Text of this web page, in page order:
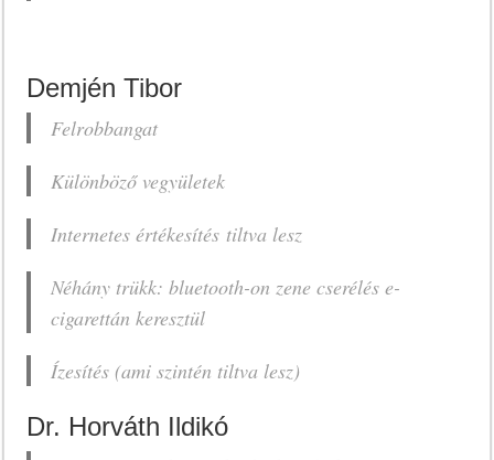
Demjén Tibor
Felrobbangat
Különböző vegyületek
Internetes értékesítés tiltva lesz
Néhány trükk: bluetooth-on zene cserélés e-
cigarettán keresztül
Ízesítés (ami szintén tiltva lesz)
Dr. Horváth Ildikó